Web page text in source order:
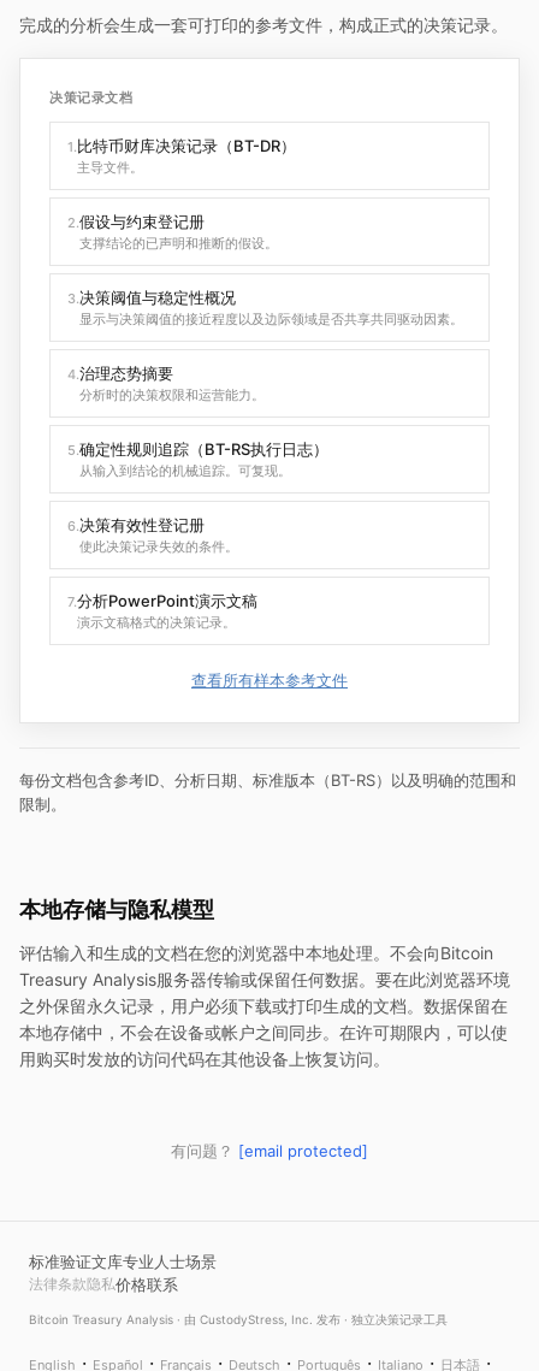
完成的分析会生成一套可打印的参考文件，构成正式的决策记录。
决策记录文档
1.比特币财库决策记录（BT-DR）
主导文件。
2.假设与约束登记册
支撑结论的已声明和推断的假设。
3.决策阈值与稳定性概况
显示与决策阈值的接近程度以及边际领域是否共享共同驱动因素。
4.治理态势摘要
分析时的决策权限和运营能力。
5.确定性规则追踪（BT-RS执行日志）
从输入到结论的机械追踪。可复现。
6.决策有效性登记册
使此决策记录失效的条件。
7.分析PowerPoint演示文稿
演示文稿格式的决策记录。
查看所有样本参考文件
每份文档包含参考ID、分析日期、标准版本（BT-RS）以及明确的范围和
限制。
本地存储与隐私模型
评估输入和生成的文档在您的浏览器中本地处理。不会向Bitcoin
Treasury Analysis服务器传输或保留任何数据。要在此浏览器环境
之外保留永久记录，用户必须下载或打印生成的文档。数据保留在
本地存储中，不会在设备或帐户之间同步。在许可期限内，可以使
用购买时发放的访问代码在其他设备上恢复访问。
有问题？ [email protected]
标准验证文库专业人士场景
法律条款隐私价格联系
Bitcoin Treasury Analysis · 由 CustodyStress, Inc. 发布 · 独立决策记录工具
English · Español · Français · Deutsch · Português · Italiano · 日本語 ·